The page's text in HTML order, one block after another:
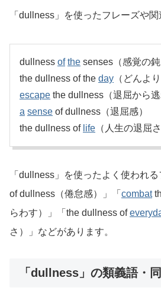
「dullness」を使ったフレーズや関
dullness of the senses（感覚の鈍
the dullness of the day （どんよ
escape the dullness（退屈から逃
a sense of dullness（退屈感）
the dullness of life （人生の退屈さ
「dullness」を使ったよく使われ
of dullness（倦怠感）」「 combat
らわす）」「the dullness of
さ）」などがあります。
「dullness」の類義語・